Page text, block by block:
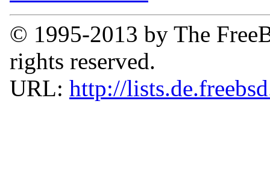
© 1995-2013 by The
rights reserved.
URL: http://